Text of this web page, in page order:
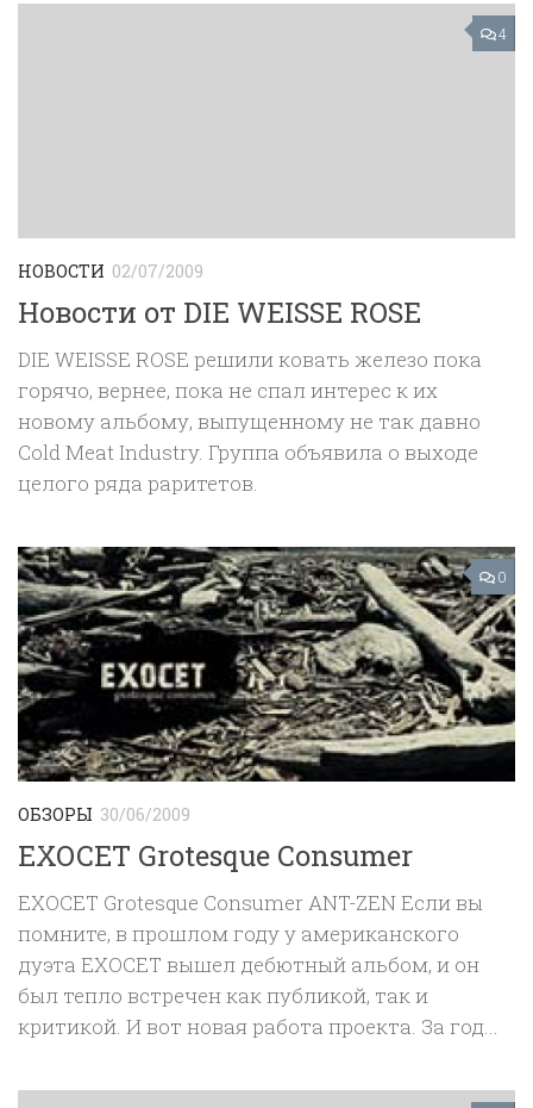
4
НОВОСТИ 02/07/2009
Новости от DIE WEISSE ROSE
DIE WEISSE ROSE решили ковать железо пока
горячо, вернее, пока не спал интерес к их
новому альбому, выпущенному не так давно
Cold Meat Industry. Группа объявила о выходе
целого ряда раритетов.
0
ОБЗОРЫ 30/06/2009
EXOCET Grotesque Consumer
EXOCET Grotesque Consumer ANT-ZEN Если вы
помните, в прошлом году у американского
дуэта EXOCET вышел дебютный альбом, и он
был тепло встречен как публикой, так и
критикой. И вот новая работа проекта. За год...